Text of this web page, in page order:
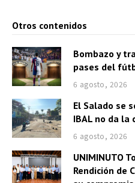
Otros contenidos
Bombazo y
pases del
6 agosto, 2026
El Salado se
IBAL no da la
6 agosto, 2026
UNIMINUTO
Rendición de